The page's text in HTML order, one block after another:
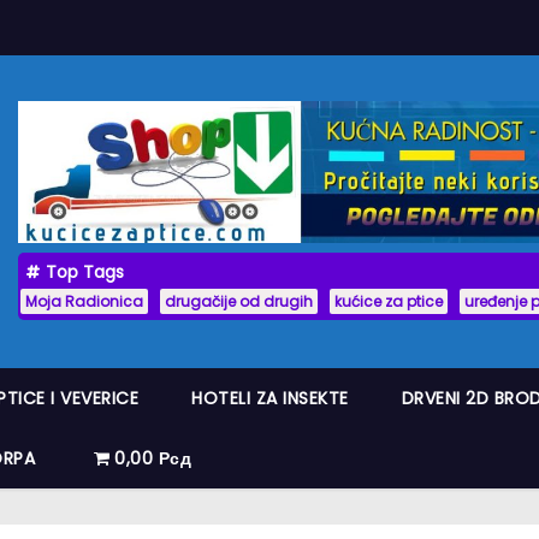
Top Tags
Moja Radionica drugačije od drugih kućice za ptice uređenje
I VEVERICE HOTELI ZA INSEKTE DRVENI 2D
0,00 Рсд